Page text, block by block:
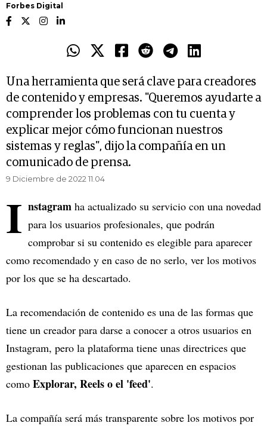
Forbes Digital
Una herramienta que será clave para creadores
de contenido y empresas. "Queremos ayudarte a
comprender los problemas con tu cuenta y
explicar mejor cómo funcionan nuestros
sistemas y reglas", dijo la compañía en un
comunicado de prensa.
9 Diciembre de 2022 11.04
I nstagram ha actualizado su servicio con una novedad
para los usuarios profesionales, que podrán
comprobar si su contenido es elegible para aparecer
como recomendado y en caso de no serlo, ver los motivos
por los que se ha descartado.
La recomendación de contenido es una de las formas que
tiene un creador para darse a conocer a otros usuarios en
Instagram, pero la plataforma tiene unas directrices que
gestionan las publicaciones que aparecen en espacios
como Explorar, Reels o el 'feed'.
La compañía será más transparente sobre los motivos por